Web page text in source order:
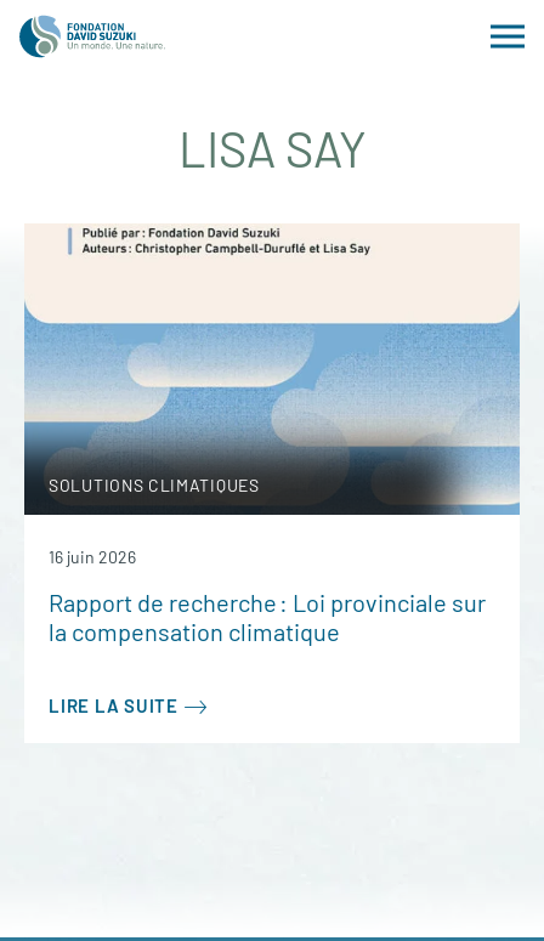
LISA SAY
SOLUTIONS CLIMATIQUES
16 juin 2026
Rapport de recherche : Loi provinciale sur
la compensation climatique
LIRE LA SUITE